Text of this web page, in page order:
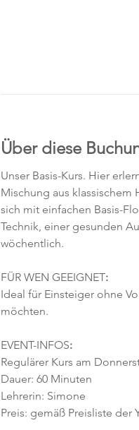
Über diese
Unser Basis-Kurs. Hier
Mischung aus klassischem
sich mit einfachen Basis-
Technik, einer gesunden
wöchentlich.
FÜR WEN GEEIGNET:
Ideal für Einsteiger ohne
möchten.
EVENT-INFOS:
Regulärer Kurs am
Dauer: 60 Minuten
Lehrerin: Simone
Preis: gemäß Preisliste der